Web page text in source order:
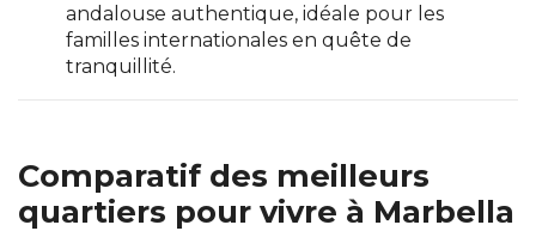
andalouse authentique, idéale pour les
familles internationales en quête de
tranquillité.
Comparatif des meilleurs
quartiers pour vivre à Marbella